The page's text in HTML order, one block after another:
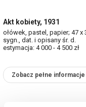
Akt kobiety, 1931
ołówek, pastel, papier; 47
sygn., dat. i opisany śr. d.
estymacja: 4 000 - 4 500 zł
Zobacz pełne informacje